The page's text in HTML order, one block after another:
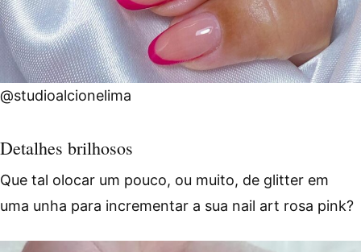
@studioalcionelima
Detalhes brilhosos
Que tal olocar um pouco, ou muito, de glitter em
uma unha para incrementar a sua nail art rosa pink?